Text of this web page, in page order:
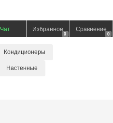
Чат Избранное
0
Сравнение
0
Кондиционеры
Настенные